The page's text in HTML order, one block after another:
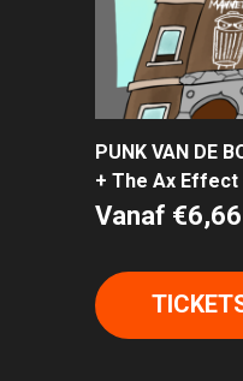
PUNK VAN DE
+ The Ax
Vanaf €6,66